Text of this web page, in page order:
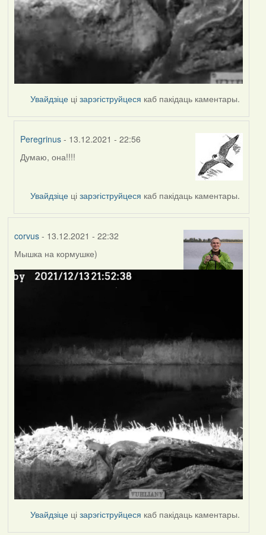
Увайдзіце цізарэгіструйцеся каб пакідаць каментары.
Peregrinus - 13.12.2021 - 22:56
In
corvus
Думаю, она!!!!
Увайдзіце цізарэгіструйцеся каб пакідаць каментары.
corvus- 13.12.2021 - 22:32
Мышка на кормушке)
Увайдзіце цізарэгіструйцеся каб пакідаць каментары.